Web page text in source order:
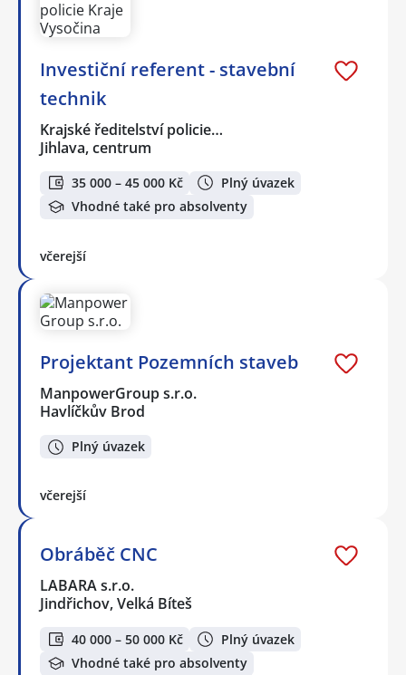
Investiční referent - stavební
technik
Krajské ředitelství policie…
Jihlava, centrum
35 000 – 45 000 Kč
Plný úvazek
Vhodné také pro absolventy
včerejší
Projektant Pozemních staveb
ManpowerGroup s.r.o.
Havlíčkův Brod
Plný úvazek
včerejší
Obráběč CNC
LABARA s.r.o.
Jindřichov, Velká Bíteš
40 000 – 50 000 Kč
Plný úvazek
Vhodné také pro absolventy